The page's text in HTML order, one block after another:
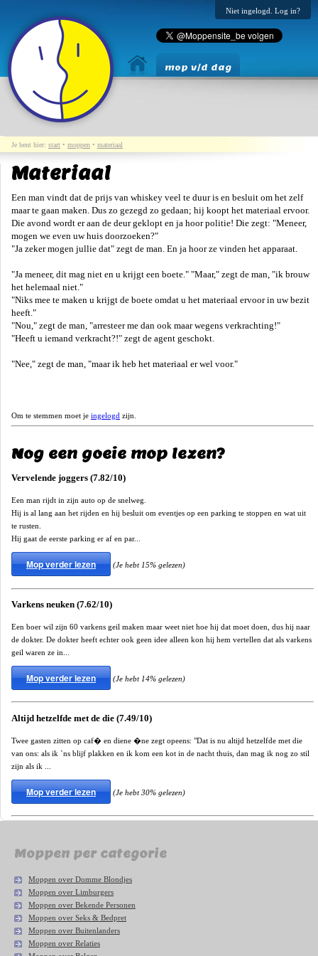
Niet ingelogd. Log in?
mop v/d dag
Je bent hier: start • moppen • materiaal
Materiaal
Een man vindt dat de prijs van whiskey veel te duur is en besluit om het zelf
maar te gaan maken. Dus zo gezegd zo gedaan; hij koopt het materiaal ervoor.
Die avond wordt er aan de deur geklopt en ja hoor politie! Die zegt: "Meneer,
mogen we even uw huis doorzoeken?"
"Ja zeker mogen jullie dat" zegt de man. En ja hoor ze vinden het apparaat.
"Ja meneer, dit mag niet en u krijgt een boete." "Maar," zegt de man, "ik brouw
het helemaal niet."
"Niks mee te maken u krijgt de boete omdat u het materiaal ervoor in uw bezit
heeft."
"Nou," zegt de man, "arresteer me dan ook maar wegens verkrachting!"
"Heeft u iemand verkracht?!" zegt de agent geschokt.
"Nee," zegt de man, "maar ik heb het materiaal er wel voor."
Om te stemmen moet je ingelogd zijn.
Nog een goeie mop lezen?
Vervelende joggers (7.82/10)
Een man rijdt in zijn auto op de snelweg.
Hij is al lang aan het rijden en hij besluit om eventjes op een parking te stoppen en wat uit
te rusten.
Hij gaat de eerste parking er af en par...
Mop verder lezen (Je hebt 15% gelezen)
Varkens neuken (7.62/10)
Een boer wil zijn 60 varkens geil maken maar weet niet hoe hij dat moet doen, dus hij naar
de dokter. De dokter heeft echter ook geen idee alleen kon hij hem vertellen dat als varkens
geil waren ze in...
Mop verder lezen (Je hebt 14% gelezen)
Altijd hetzelfde met de die (7.49/10)
Twee gasten zitten op caf� en diene �ne zegt opeens: "Dat is nu altijd hetzelfde met die
van ons: als ik `ns blijf plakken en ik kom een kot in de nacht thuis, dan mag ik nog zo stil
zijn als ik ...
Mop verder lezen (Je hebt 30% gelezen)
Moppen per categorie
Moppen over Domme Blondjes
Moppen over Limburgers
Moppen over Bekende Personen
Moppen over Seks & Bedpret
Moppen over Buitenlanders
Moppen over Relaties